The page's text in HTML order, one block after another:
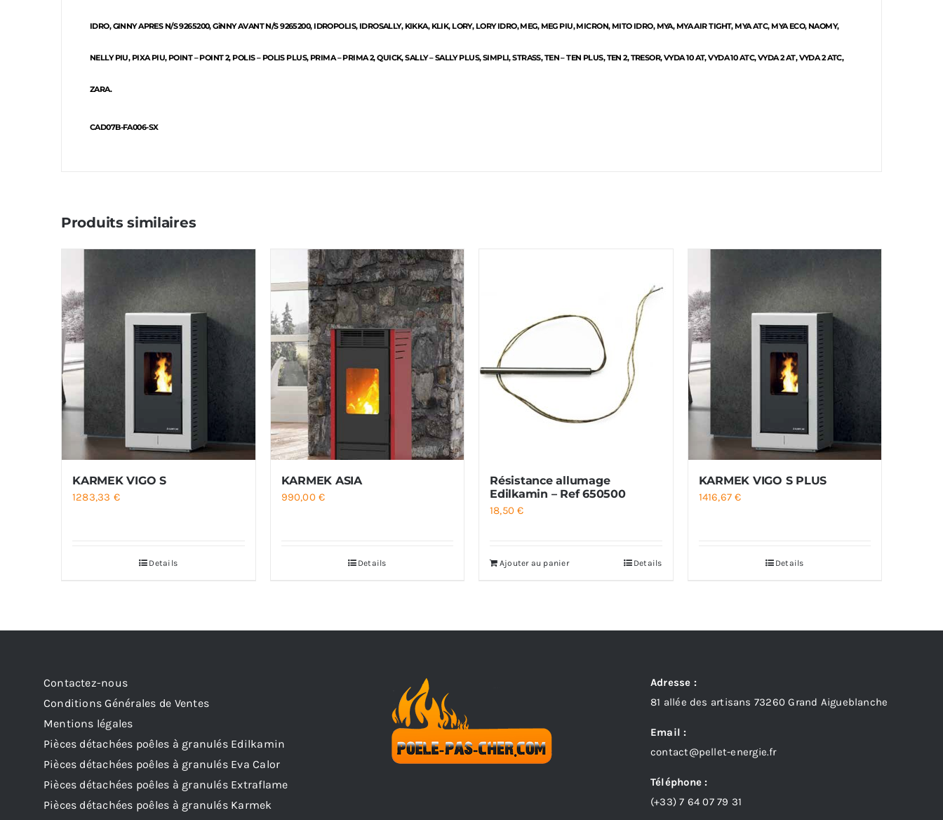
IDRO, GINNY APRES N/S 9265200, GiNNY AVANT N/S 9265200, IDROPOLIS, IDROSALLY, KIKKA, KLIK, LORY, LORY IDRO, MEG, MEG PIU, MICRON, MITO IDRO, MYA, MYA AIR TIGHT, MYA ATC, MYA ECO, NAOMY,
NELLY PIU, PIXA PIU, POINT – POINT 2, POLIS – POLIS PLUS, PRIMA – PRIMA 2, QUICK, SALLY – SALLY PLUS, SIMPLI, STRASS, TEN – TEN PLUS, TEN 2, TRESOR, VYDA 10 AT, VYDA 10 ATC, VYDA 2 AT, VYDA 2 ATC,
ZARA.
CAD07B-FA006-SX
Produits similaires
KARMEK VIGO S
1283,33 €
Details
KARMEK ASIA
990,00€
Details
Résistance allumage
Edilkamin – Ref 650500
18,50€
Ajouter au panier Details
KARMEK VIGO S PLUS
1416,67€
Details
Contactez-nous
Conditions Générales de Ventes
Mentions légales
Pièces détachées poêles à granulés Edilkamin
Pièces détachées poêles à granulés Eva Calor
Pièces détachées poêles à granulés Extraflame
Pièces détachées poêles à granulés Karmek
Adresse :
81 allée des artisans 73260 Grand Aigueblanche
Email :
contact@pellet-energie.fr
Téléphone :
(+33)7 64 07 79 31